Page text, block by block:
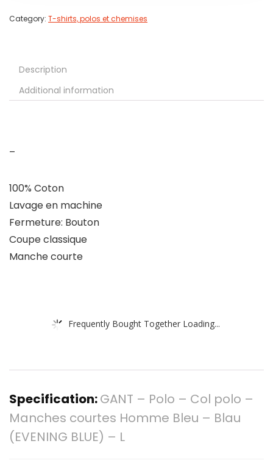
Category: T-shirts, polos et chemises
Description
Additional information
–
100% Coton
Lavage en machine
Fermeture: Bouton
Coupe classique
Manche courte
Frequently Bought Together Loading...
Specification:GANT – Polo – Col polo –
Manches courtes Homme Bleu – Blau
(EVENING BLUE) – L